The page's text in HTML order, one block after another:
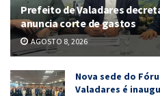
Prefeito de Valadares
anuncia corte de gastos
AGOSTO 8, 2026
Nova sede do
Valadares é